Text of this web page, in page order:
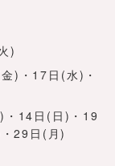
)
)・17日(水)・
14日(日)・19
29日(月)